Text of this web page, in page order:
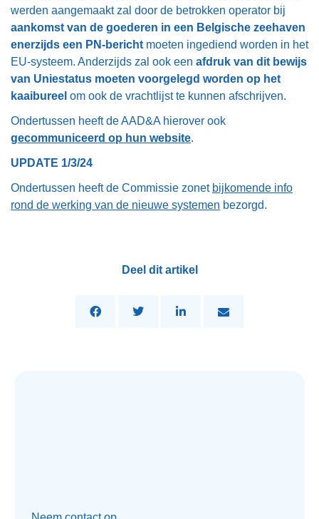
werden aangemaakt zal door de betrokken operator bij
aankomst van de goederen in een Belgische zeehaven
enerzijds een PN-bericht moeten ingediend worden in het
EU-systeem. Anderzijds zal ook een afdruk van dit bewijs
van Uniestatus moeten voorgelegd worden op het
kaaibureel om ook de vrachtlijst te kunnen afschrijven.
Ondertussen heeft de AAD&A hierover ook
gecommuniceerd op hun website.
UPDATE 1/3/24
Ondertussen heeft de Commissie zonet bijkomende info
rond de werking van de nieuwe systemen bezorgd.
Deel dit artikel